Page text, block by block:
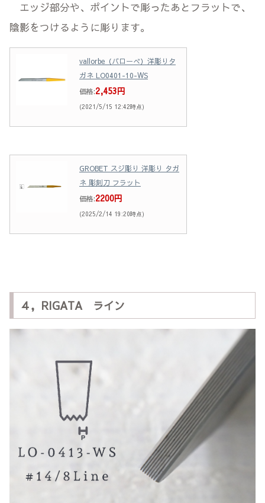
エッジ部分や、ポイントで彫ったあとフラットで、
陰影をつけるように彫ります。
vallorbe（バローべ）洋彫りタ
ガネ LO0401-10-WS
価格:2,453円
(2021/5/15 12:42時点)
GROBET スジ彫り 洋彫り タガ
ネ 彫刻刀 フラット
価格:2200円
(2025/2/14 19:20時点)
４，RIGATA ライン